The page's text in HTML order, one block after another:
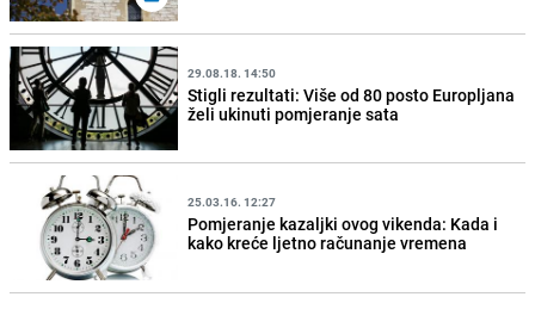
29.08.18. 14:50
Stigli rezultati: Više od 80 posto Europljana
želi ukinuti pomjeranje sata
25.03.16. 12:27
Pomjeranje kazaljki ovog vikenda: Kada i
kako kreće ljetno računanje vremena